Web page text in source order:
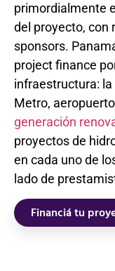
primordialmente
del proyecto, con
sponsors.
project finance
infraestructura: la
Metro,
generación
proyectos de
en cada uno de
lado de
Financiá tu